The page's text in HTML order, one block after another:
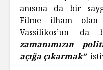
anısına da bir
Filme ilham olan
Vassilikos’un
zamanımızın
açığa çıkarmak”